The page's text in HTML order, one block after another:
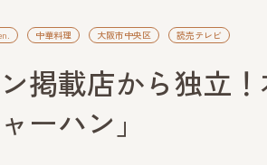
中華料理 大阪市中央区 読売テレビ
ン掲載店から独立
ーハン」